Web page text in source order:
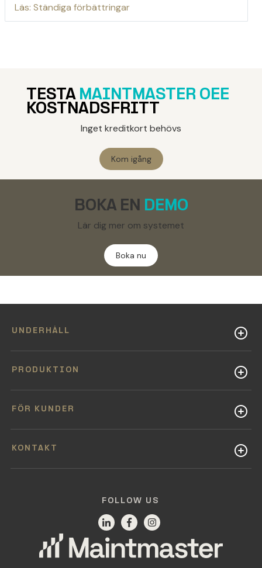
Läs: Ständiga förbättringar
TESTA MAINTMASTER OEE
KOSTNADSFRITT
Inget kreditkort behövs
Kom igång
BOKA EN DEMO
Lär dig mer om systemet
Boka nu
UNDERHÅLL
PRODUKTION
FÖR KUNDER
KONTAKT
FOLLOW US